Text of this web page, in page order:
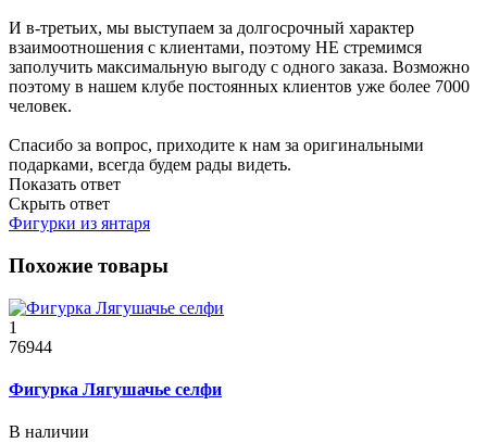
И в-третьих, мы выступаем за долгосрочный характер
взаимоотношения с клиентами, поэтому НЕ стремимся
заполучить максимальную выгоду с одного заказа. Возможно
поэтому в нашем клубе постоянных клиентов уже более 7000
человек.
Спасибо за вопрос, приходите к нам за оригинальными
подарками, всегда будем рады видеть.
Показать ответ
Скрыть ответ
Фигурки из янтаря
Похожие товары
1
76944
Фигурка Лягушачье селфи
В наличии